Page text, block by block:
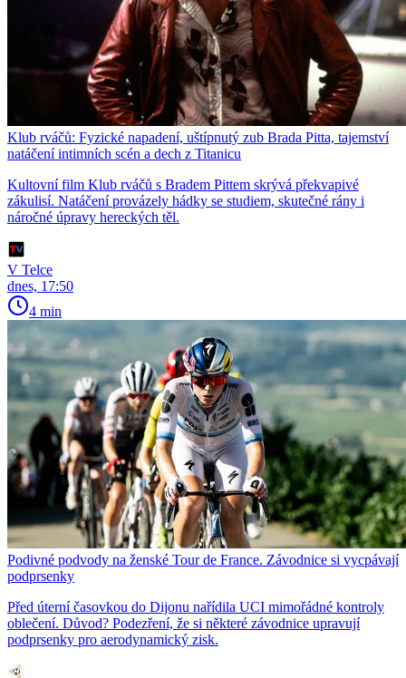
Klub rváčů: Fyzické napadení, uštípnutý zub Brada Pitta, tajemství
natáčení intimních scén a dech z Titanicu
Kultovní film Klub rváčů s Bradem Pittem skrývá překvapivé
zákulisí. Natáčení provázely hádky se studiem, skutečné rány i
náročné úpravy hereckých těl.
V Telce
dnes, 17:50
4 min
Podivné podvody na ženské Tour de France. Závodnice si vycpávají
podprsenky
Před úterní časovkou do Dijonu nařídila UCI mimořádné kontroly
oblečení. Důvod? Podezření, že si některé závodnice upravují
podprsenky pro aerodynamický zisk.